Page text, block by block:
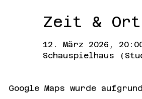
Zeit & Ort
12. März 2026,
Schauspielhaus
Google Maps wurde